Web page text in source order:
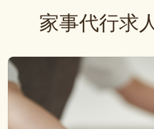
家事代行求